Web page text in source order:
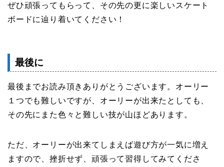
ぜひ頑張ってもらって、その先の更に楽しいスケート
ボードに辿り着いてください！
最後に
最後までお読み頂きありがとうございます。オーリー
１つでも難しいですが、オーリーが出来たとしても、
その先にまた色々と難しい技が山ほどあります。
ただ、オーリーが出来てしまえば遊び方が一気に増え
ますので、挫折せず、頑張って習得してみてくださ